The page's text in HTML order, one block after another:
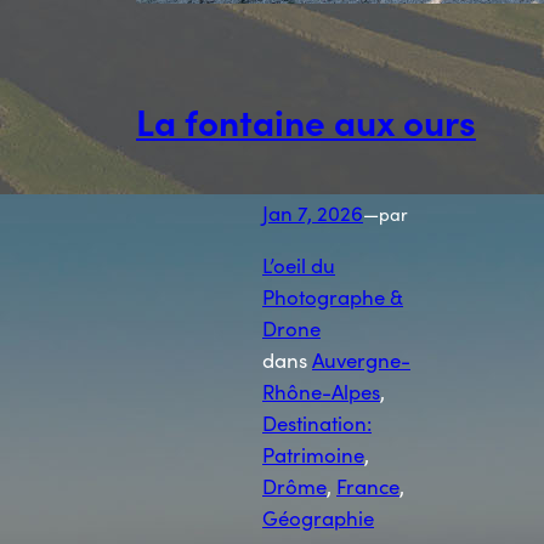
La fontaine aux ours
Jan 7, 2026—par
L’oeil du
Photographe &
Drone
dansAuvergne-
Rhône-Alpes
Destination:
Patrimoine
Drôme, France
Géographie